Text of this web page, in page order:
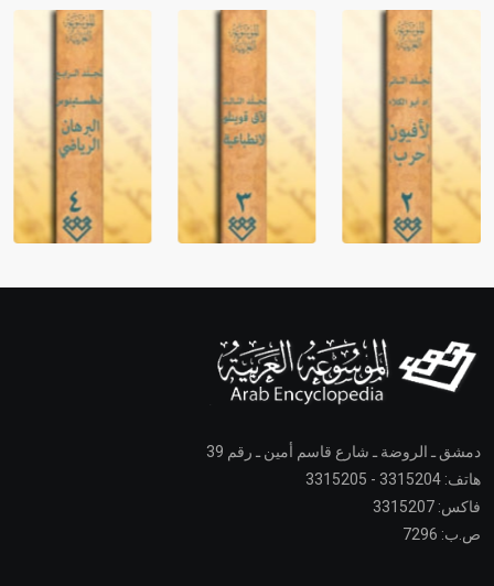
دمشق ـ الروضة ـ شارع قاسم أمين ـ رقم 39
هاتف: 3315204 - 3315205
فاكس: 3315207
ص.ب: 7296